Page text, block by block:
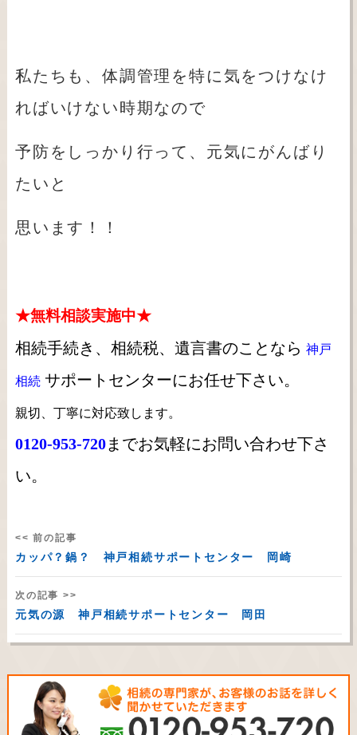
私たちも、体調管理を特に気をつけなけ
ればいけない時期なので
予防をしっかり行って、元気にがんばり
たいと
思います！！
★無料相談実施中★
相続手続き、相続税、遺言書のことなら 神戸
相続 サポートセンターにお任せ下さい。
親切、丁寧に対応致します。
0120-953-720までお気軽にお問い合わせ下さ
い。
<< 前の記事
カッパ？鍋？ 神戸相続サポートセンター 岡崎
次の記事 >>
元気の源 神戸相続サポートセンター 岡田